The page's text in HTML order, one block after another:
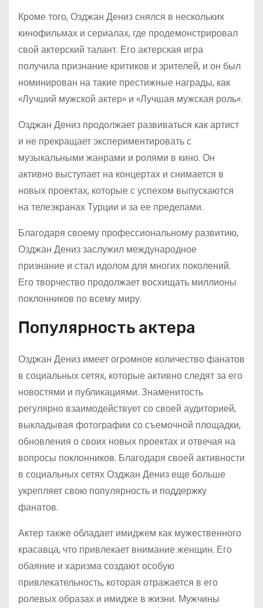
Кроме того, Озджан Дениз снялся в нескольких
кинофильмах и сериалах, где продемонстрировал
свой актерский талант. Его актерская игра
получила признание критиков и зрителей, и он был
номинирован на такие престижные награды, как
«Лучший мужской актер» и «Лучшая мужская роль».
Озджан Дениз продолжает развиваться как артист
и не прекращает экспериментировать с
музыкальными жанрами и ролями в кино. Он
активно выступает на концертах и снимается в
новых проектах, которые с успехом выпускаются
на телеэкранах Турции и за ее пределами.
Благодаря своему профессиональному развитию,
Озджан Дениз заслужил международное
признание и стал идолом для многих поколений.
Его творчество продолжает восхищать миллионы
поклонников по всему миру.
Популярность актера
Озджан Дениз имеет огромное количество фанатов
в социальных сетях, которые активно следят за его
новостями и публикациями. Знаменитость
регулярно взаимодействует со своей аудиторией,
выкладывая фотографии со съемочной площадки,
обновления о своих новых проектах и отвечая на
вопросы поклонников. Благодаря своей активности
в социальных сетях Озджан Дениз еще больше
укрепляет свою популярность и поддержку
фанатов.
Актер также обладает имиджем как мужественного
красавца, что привлекает внимание женщин. Его
обаяние и харизма создают особую
привлекательность, которая отражается в его
ролевых образах и имидже в жизни. Мужчины